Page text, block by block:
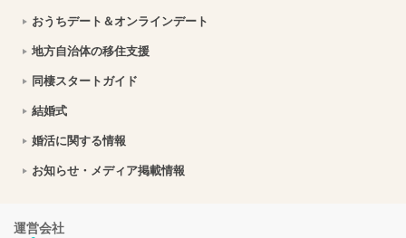
2026年8月7日 銀座で初デート｜ディナーデートに使えるお店を紹介
2026年8月7日
2026年8月7日
2026年8月7日
おうちデート＆オンラインデート
地方自治体の移住支援
同棲スタートガイド
結婚式
婚活に関する情報
お知らせ・メディア掲載情報
運営会社